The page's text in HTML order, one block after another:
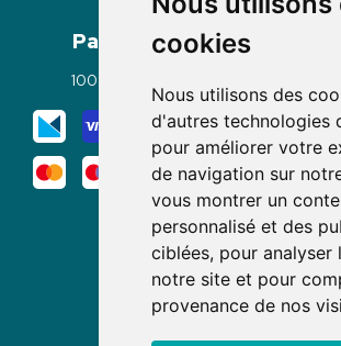
cookies
Nous utilisons des
d'autres technologies
pour améliorer votre
de navigation sur
vous montrer un
personnalisé et des
ciblées, pour analyser
notre site et pour
provenance de nos
Paiement
100% sécurisé
Nous suivre